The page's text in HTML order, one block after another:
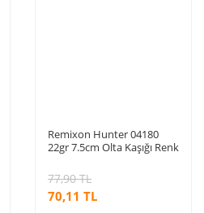
Remixon Hunter 04180
22gr 7.5cm Olta Kaşığı Renk
70,11 TL
77,90 TL